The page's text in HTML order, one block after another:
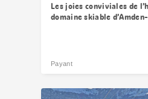
Les joies conviviales de
domaine skiable
Payant